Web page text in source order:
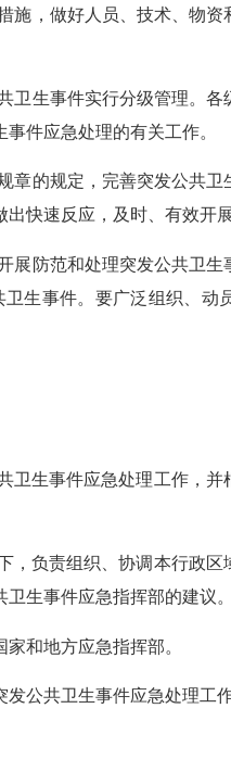
，做好人员、技术、物资
生事件实行分级管理。各
件应急处理的有关工作。
的规定，完善突发公共卫
快速反应，及时、有效开
防范和处理突发公共卫生
生事件。要广泛组织、动
生事件应急处理工作，并
负责组织、协调本行政区
生事件应急指挥部的建议。
和地方应急指挥部。
公共卫生事件应急处理工作